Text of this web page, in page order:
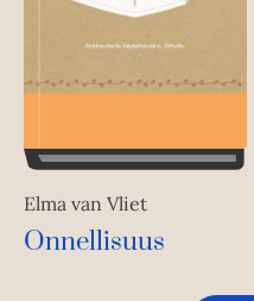
Elma van Vliet
Onnellisuus